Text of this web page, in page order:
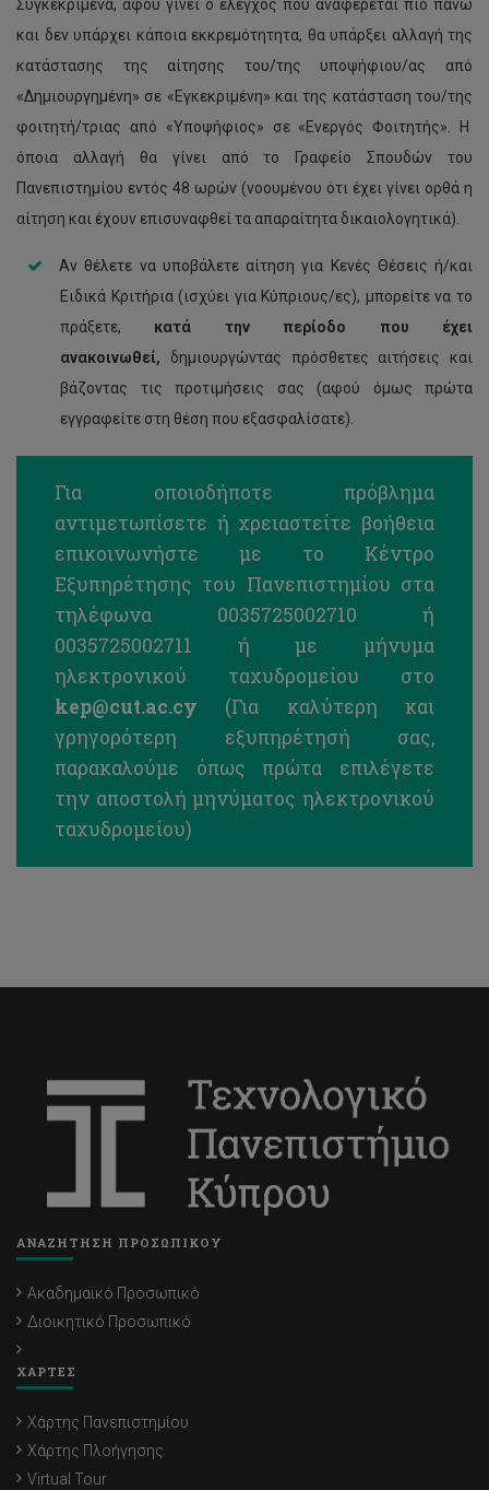
Συγκεκριμένα, αφού γίνει ο έλεγχος που αναφέρεται πιο πάνω
και δεν υπάρχει κάποια εκκρεμότητητα, θα υπάρξει αλλαγή της
κατάστασης της αίτησης του/της υποψήφιου/ας από
«Δημιουργημένη» σε «Εγκεκριμένη» και της κατάσταση του/της
φοιτητή/τριας από «Υποψήφιος» σε «Ενεργός Φοιτητής». Η
όποια αλλαγή θα γίνει από το Γραφείο Σπουδών του
Πανεπιστημίου εντός 48 ωρών (νοουμένου ότι έχει γίνει ορθά η
αίτηση και έχουν επισυναφθεί τα απαραίτητα δικαιολογητικά).
Αν θέλετε να υποβάλετε αίτηση για Κενές Θέσεις ή/και
Ειδικά Κριτήρια (ισχύει για Κύπριους/ες), μπορείτε να το
πράξετε, κατά την περίοδο που έχει
ανακοινωθεί, δημιουργώντας πρόσθετες αιτήσεις και
βάζοντας τις προτιμήσεις σας (αφού όμως πρώτα
εγγραφείτε στη θέση που εξασφαλίσατε).
Για οποιοδήποτε πρόβλημα
αντιμετωπίσετε ή χρειαστείτε βοήθεια
επικοινωνήστε με το Κέντρο
Εξυπηρέτησης του Πανεπιστημίου στα
τηλέφωνα 0035725002710 ή
0035725002711 ή με μήνυμα
ηλεκτρονικού ταχυδρομείου στο
kep@cut.ac.cy (Για καλύτερη και
γρηγορότερη εξυπηρέτησή σας,
παρακαλούμε όπως πρώτα επιλέγετε
την αποστολή μηνύματος ηλεκτρονικού
ταχυδρομείου)
ΑΝΑΖΗΤΗΣΗ ΠΡΟΣΩΠΙΚΟΥ
Ακαδημαϊκό Προσωπικό
Διοικητικό Προσωπικό
ΧΑΡΤΕΣ
Χάρτης Πανεπιστημίου
Χάρτης Πλοήγησης
Virtual Tour